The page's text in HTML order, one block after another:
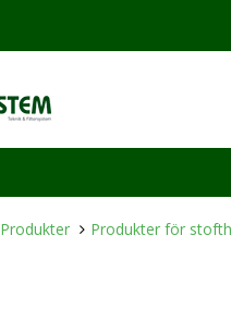
Produkter Produkter för